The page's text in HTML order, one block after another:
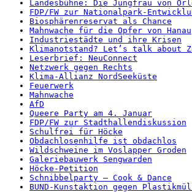
Landesbühne: Die Jungfrau von
FDP/FW zur Nationalpark-
Biosphärenreservat als Chance
Mahnwache für die Opfer von Hanau
Industriestädte und ihre Krisen
Klimanotstand? Let’s talk about
Leserbrief: NeuConnect
Netzwerk gegen Rechts
Klima-Allianz NordSeeküste
Feuerwerk
Mahnwache
AfD
Queere Party am 4. Januar
FDP/FW zur Stadthallendiskussion
Schulfrei für Höcke
Obdachlosenhilfe ist obdachlos
Wildschweine im Voslapper Groden
Galeriebauwerk Sengwarden
Höcke-Petition
Schnibbelparty – Cook & Dance
BUND-Kunstaktion gegen